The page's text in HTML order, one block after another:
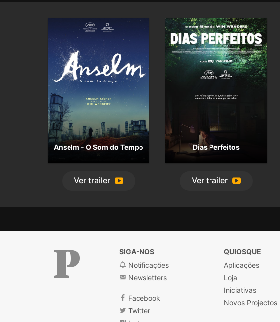
Anselm - O Som do Tempo
Ver trailer
Dias Perfeitos
Ver trailer
Público
SIGA-NOS
Notificações
Newsletters
Facebook
Twitter
QUIOSQUE
Aplicações
Loja
Iniciativas
Novos Projectos